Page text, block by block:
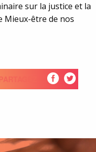
sur la justice et la
Mieux-être de nos